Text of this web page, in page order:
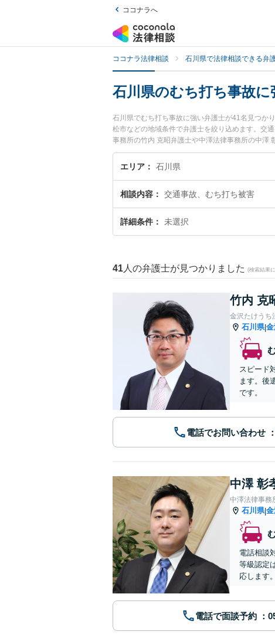
ココナラへ
ココナラ法律相談 石川県で法律相談できる弁
石川県のむち打ち事故に
石川県でむち打ち事故に強い弁護士が41名見つか
松市などの地域条件で弁護士を絞り込めます。交
事務所の竹内 克昭弁護士や中澤法律事務所の中澤
県で土日や夜間に発生したむち打ち事故のトラブ
ち打ち事故を法律相談できる石川県内の弁護士に
エリア 石川県
相談内容 交通事故、むち打ち被害
詳細条件 未選択
41 人の弁護士が見つかりました (検索結果
竹内 克
金沢たけうち
石川県|
スピード
ます。後
です。
電話でお問い合わせ
中澤 彰
中澤法律事務
石川県|
電話相談
等級認定
応します。
電話で面談予約